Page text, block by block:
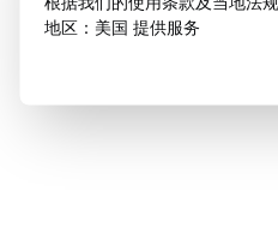
地区：美国 提供服务